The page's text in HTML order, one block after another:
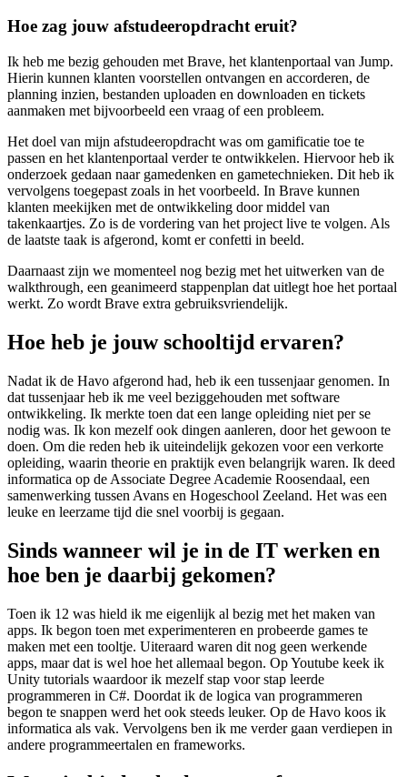
Hoe zag jouw afstudeeropdracht eruit?
Ik heb me bezig gehouden met Brave, het klantenportaal van Jump.
Hierin kunnen klanten voorstellen ontvangen en accorderen, de
planning inzien, bestanden uploaden en downloaden en tickets
aanmaken met bijvoorbeeld een vraag of een probleem.
Het doel van mijn afstudeeropdracht was om gamificatie toe te
passen en het klantenportaal verder te ontwikkelen. Hiervoor heb ik
onderzoek gedaan naar gamedenken en gametechnieken. Dit heb ik
vervolgens toegepast zoals in het voorbeeld. In Brave kunnen
klanten meekijken met de ontwikkeling door middel van
takenkaartjes. Zo is de vordering van het project live te volgen. Als
de laatste taak is afgerond, komt er confetti in beeld.
Daarnaast zijn we momenteel nog bezig met het uitwerken van de
walkthrough, een geanimeerd stappenplan dat uitlegt hoe het portaal
werkt. Zo wordt Brave extra gebruiksvriendelijk.
Hoe heb je jouw schooltijd ervaren?
Nadat ik de Havo afgerond had, heb ik een tussenjaar genomen. In
dat tussenjaar heb ik me veel beziggehouden met software
ontwikkeling. Ik merkte toen dat een lange opleiding niet per se
nodig was. Ik kon mezelf ook dingen aanleren, door het gewoon te
doen. Om die reden heb ik uiteindelijk gekozen voor een verkorte
opleiding, waarin theorie en praktijk even belangrijk waren. Ik deed
informatica op de Associate Degree Academie Roosendaal, een
samenwerking tussen Avans en Hogeschool Zeeland. Het was een
leuke en leerzame tijd die snel voorbij is gegaan.
Sinds wanneer wil je in de IT werken en
hoe ben je daarbij gekomen?
Toen ik 12 was hield ik me eigenlijk al bezig met het maken van
apps. Ik begon toen met experimenteren en probeerde games te
maken met een tooltje. Uiteraard waren dit nog geen werkende
apps, maar dat is wel hoe het allemaal begon. Op Youtube keek ik
Unity tutorials waardoor ik mezelf stap voor stap leerde
programmeren in C#. Doordat ik de logica van programmeren
begon te snappen werd het ook steeds leuker. Op de Havo koos ik
informatica als vak. Vervolgens ben ik me verder gaan verdiepen in
andere programmeertalen en frameworks.